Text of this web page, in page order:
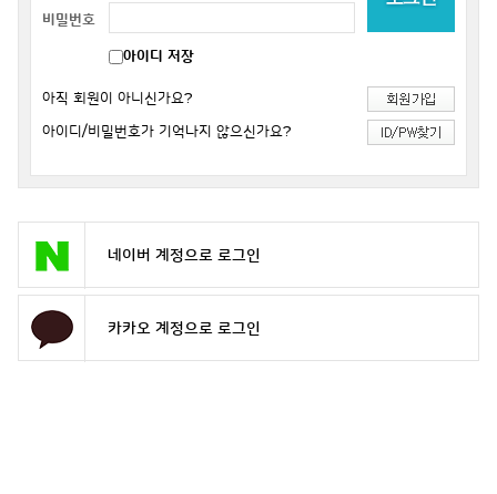
비밀번호
아이디 저장
아직 회원이 아니신가요?
아이디/비밀번호가 기억나지 않으신가요?
네이버 계정으로 로그인
카카오 계정으로 로그인